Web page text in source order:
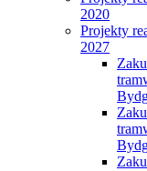
2020
Projekty
2027